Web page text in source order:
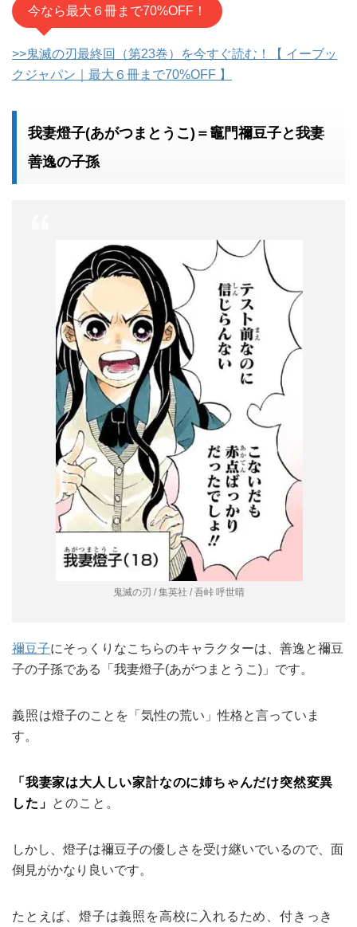
今なら最大６冊まで70%OFF！
>>鬼滅の刃最終回（第23巻）を今すぐ読む！【 イーブッ
クジャパン｜最大６冊まで70%OFF 】
我妻燈子(あがつまとうこ)＝竈門禰豆子と我妻
善逸の子孫
鬼滅の刃 / 集英社 / 吾峠 呼世晴
禰豆子にそっくりなこちらのキャラクターは、善逸と禰豆
子の子孫である「我妻燈子(あがつまとうこ)」です。
義照は燈子のことを「気性の荒い」性格と言っていま
す。
「我妻家は大人しい家計なのに姉ちゃんだけ突然変異
した」 とのこと。
しかし、燈子は禰豆子の優しさを受け継いでいるので、面
倒見がかなり良いです。
たとえば、燈子は義照を高校に入れるため、付きっき